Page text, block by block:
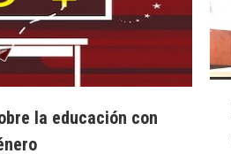
la educación con